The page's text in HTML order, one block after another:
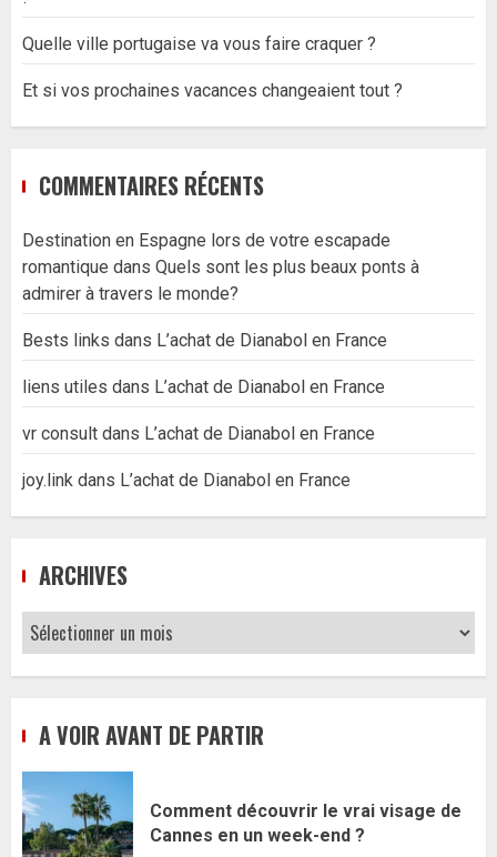
Quelle ville portugaise va vous faire craquer ?
Et si vos prochaines vacances changeaient tout ?
COMMENTAIRES RÉCENTS
Destination en Espagne lors de votre escapade
romantique dans Quels sont les plus beaux ponts à
admirer à travers le monde?
Bests links dans L’achat de Dianabol en France
liens utiles dans L’achat de Dianabol en France
vr consult dans L’achat de Dianabol en France
joy.link dans L’achat de Dianabol en France
ARCHIVES
Archives
A VOIR AVANT DE PARTIR
Comment découvrir le vrai visage de
Cannes en un week-end ?